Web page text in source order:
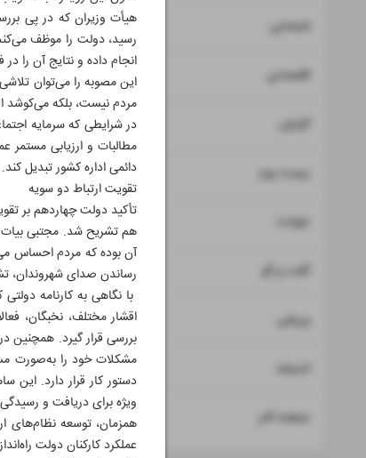
هیأت وزیران که در پی
رسید، دولت را موظف
انجام داده و نتایج آن را
این مصوبه را می‌توان
مردم نیست، بلکه می‌کوشد
در شرایطی که سرمایه
مطالبات و ارزیابی مستمر
دائمی اداره کشور تبدیل کند.
تقویت ارتباط دو سویه
تأکید دولت چهاردهم بر
هم تشریح شد. مجتبی بیات
آن بوده که مردم احساس
رساندن صدای شهروندان،
با نگاهی به کارنامه
اقشار مختلف، نخبگان،
بررسی قرار گیرد. همچنین
دستور کار قرار دارد. این
ویژه برای دریافت و
همزمان، توسعه نظام‌های
عملکرد کارکنان دولت
اجتماعی ۶
اقتصادی ۷ ۸
گزارش ۹
زیست بوم ۱۰
حوادث
گفت و گو ۱۲ ۱۳
ورزشی ۱۴
اندیشه ۱۵
صفحه آخر ۱۶